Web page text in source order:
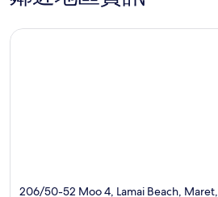
206/50-52 Moo 4, Lamai Beach,